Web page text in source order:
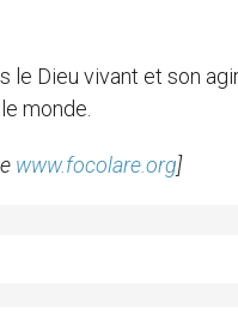
le Dieu vivant et son
monde.
www.focolare.org]